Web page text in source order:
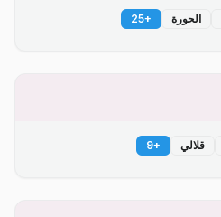
الحورة +
25
قلالي +
9